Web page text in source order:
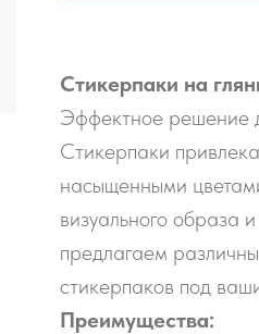
Стикерпаки на
Эффектное решение
Стикерпаки
насыщенными
визуального образа
предлагаем
стикерпаков под
Преимущества: